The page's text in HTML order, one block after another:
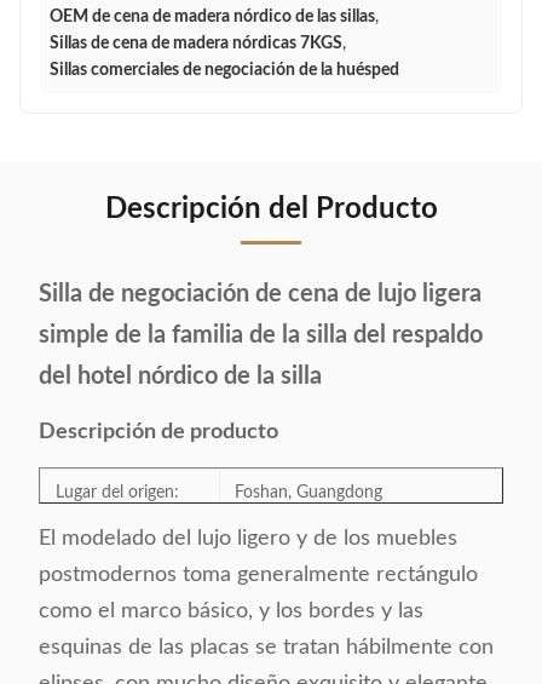
OEM de cena de madera nórdico de las sillas,
Sillas de cena de madera nórdicas 7KGS,
Sillas comerciales de negociación de la huésped
Descripción del Producto
Silla de negociación de cena de lujo ligera
simple de la familia de la silla del respaldo
del hotel nórdico de la silla
Descripción de producto
Lugar del origen: Foshan, Guangdong
Cena de la silla
El modelado del lujo ligero y de los muebles
postmodernos toma generalmente rectángulo
como el marco básico, y los bordes y las
esquinas de las placas se tratan hábilmente con